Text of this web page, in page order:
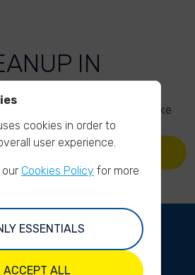
IN
here and inspire others to take
YOUR PHOTOS
cookies in order to
user experience.
our Cookies Policy for more
ESSENTIALS
ACCEPT ALL